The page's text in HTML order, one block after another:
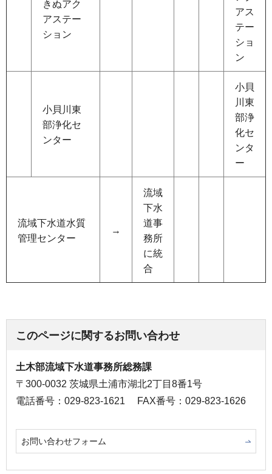
きぬアク
アステー
ション
アス
テー
ショ
ン
小貝川東
部浄化セ
ンター
小貝
川東
部浄
化セ
ンタ
ー
流域下水道水質
管理センター
→
流域
下水
道事
務所
に統
合
このページに関するお問い合わせ
土木部流域下水道事務所総務課
〒300-0032 茨城県土浦市湖北2丁目8番1号
電話番号：029-823-1621
FAX番号：029-823-1626
お問い合わせフォーム